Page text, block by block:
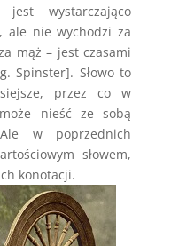
wystarczająco
ale nie wychodzi za
mąż – jest czasami
Spinster]. Słowo to
przez co w
nieść ze sobą
w poprzednich
słowem,
konotacji.